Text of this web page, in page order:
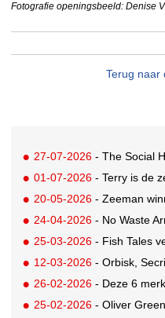
Fotografie openingsbeeld: Denise
Terug naar
27-07-2026 - The Social Hub
01-07-2026 - Terry is de zesde
20-05-2026 - Zeeman
24-04-2026 - No Waste Army
25-03-2026 - Fish Tales verdient
12-03-2026 - Orbisk, Secrid en
26-02-2026 - Deze 6 merken staan
25-02-2026 - Oliver Green grijpt